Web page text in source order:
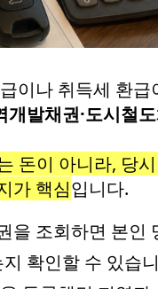
이나 취득세 환급
개발채권·도시철
돈이 아니라, 당
가 핵심입니다.
을 조회하면 본인
확인할 수 있습